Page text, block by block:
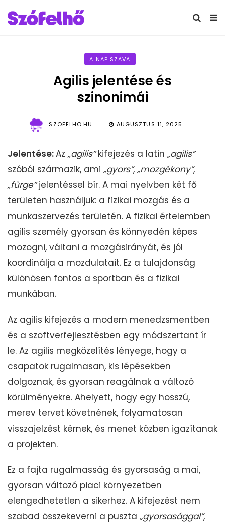
A NAP SZAVA
Agilis jelentése és
szinonimái
SZOFELHO.HU AUGUSZTUS 11, 2025
Jelentése:Az „agilis”kifejezés a latin „agilis”
szóból származik, ami „gyors”, „mozgékony”,
„fürge”jelentéssel bír. A mai nyelvben két fő
területen használjuk: a fizikai mozgás és a
munkaszervezés területén. A fizikai értelemben
agilis személy gyorsan és könnyedén képes
mozogni, váltani a mozgásirányát, és jól
koordinálja a mozdulatait. Ez a tulajdonság
különösen fontos a sportban és a fizikai
munkában.
Az agilis kifejezés a modern menedzsmentben
és a szoftverfejlesztésben egy módszertant ír
le. Az agilis megközelítés lényege, hogy a
csapatok rugalmasan, kis lépésekben
dolgoznak, és gyorsan reagálnak a változó
körülményekre. Ahelyett, hogy egy hosszú,
merev tervet követnének, folyamatosan
visszajelzést kérnek, és menet közben igazítanak
a projekten.
Ez a fajta rugalmasság és gyorsaság a mai,
gyorsan változó piaci környezetben
elengedhetetlen a sikerhez. A kifejezést nem
szabad összekeverni a puszta „gyorsasággal”,